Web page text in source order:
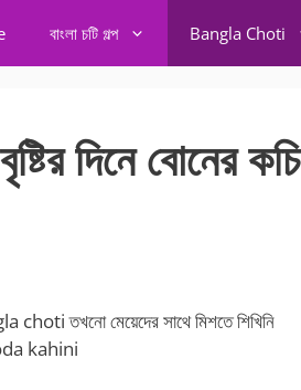
বাংলা চটি গল্প Bangla Choti
দিনে বোনের কচি
তখনো মেয়েদের সাথে মিশতে শিখিনি
kahini